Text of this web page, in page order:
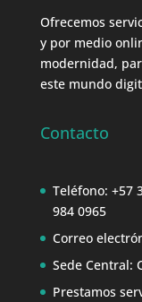
Ofrecemos
y por medio
modernidad,
este mundo
Contacto
Teléfono: +57
984 0965
Correo
Sede Central:
Prestamos